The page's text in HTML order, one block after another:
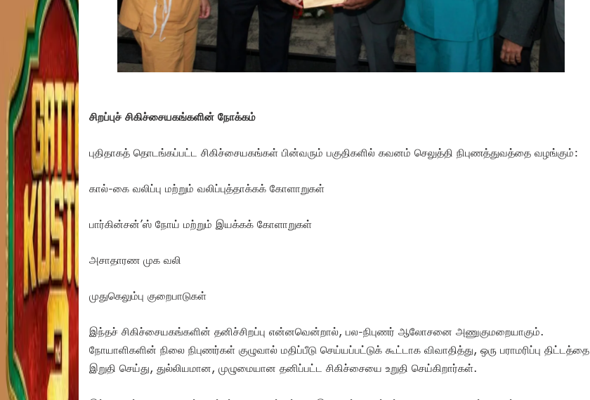
சிறப்புச் சிகிச்சையகங்களின் நோக்கம்
புதிதாகத் தொடங்கப்பட்ட சிகிச்சையகங்கள் பின்வரும் பகுதிகளில் கவனம் செலுத்தி நிபுணத்துவத்தை வழங்கும்:
கால்-கை வலிப்பு மற்றும் வலிப்புத்தாக்கக் கோளாறுகள்
பார்கின்சன்’ஸ் நோய் மற்றும் இயக்கக் கோளாறுகள்
அசாதாரண முக வலி
முதுகெலும்பு குறைபாடுகள்
இந்தச் சிகிச்சையகங்களின் தனிச்சிறப்பு என்னவென்றால், பல-நிபுணர் ஆலோசனை அணுகுமறையாகும்.
நோயாளிகளின் நிலை நிபுணர்கள் குழுவால் மதிப்பீடு செய்யப்பட்டுக் கூட்டாக விவாதித்து, ஒரு பராமரிப்பு திட்டத்தை
இறுதி செய்து, துல்லியமான, முழுமையான தனிப்பட்ட சிகிச்சையை உறுதி செய்கிறார்கள்.